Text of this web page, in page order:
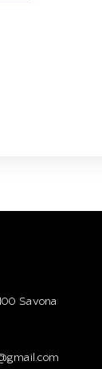
Savona